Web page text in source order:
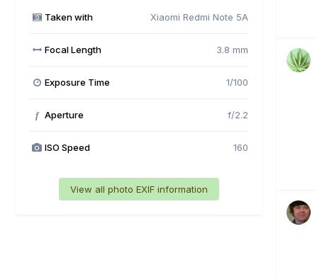
Taken with Xiaomi Redmi Note 5A
Focal Length 3.8 mm
Exposure Time 1/100
f Aperture f/2.2
ISO Speed 160
View all photo EXIF information